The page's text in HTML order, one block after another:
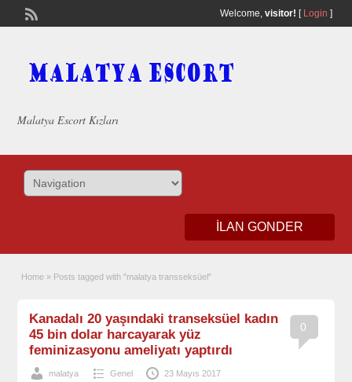
Welcome, visitor! [ Login ]
Malatya Escort Kızları
ILAN GONDER
Home » Posts tagged with "malatya transseksüel"
0
Kanadalı 20 yaşındaki transeksüel kadın
45 bin dolar harcayarak yüz
feminizasyonu ameliyatı yaptırdı
malatya Genel 23 Mayıs 2017